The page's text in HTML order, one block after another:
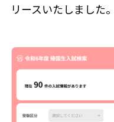
リースいたしました。